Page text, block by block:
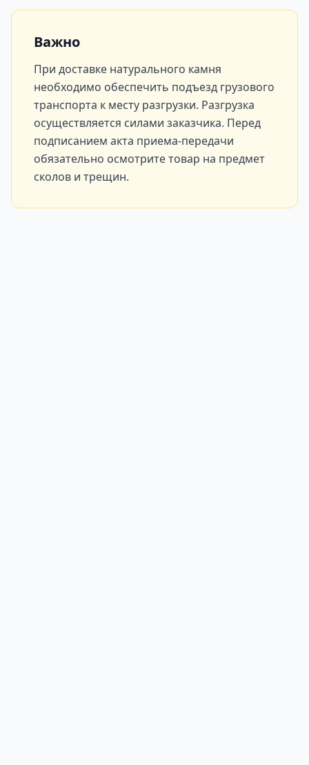
Важно
При доставке натурального камня
необходимо обеспечить подъезд грузового
транспорта к месту разгрузки. Разгрузка
осуществляется силами заказчика. Перед
подписанием акта приема-передачи
обязательно осмотрите товар на предмет
сколов и трещин.